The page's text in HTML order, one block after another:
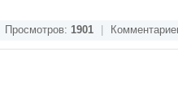
Просмотров: 1901